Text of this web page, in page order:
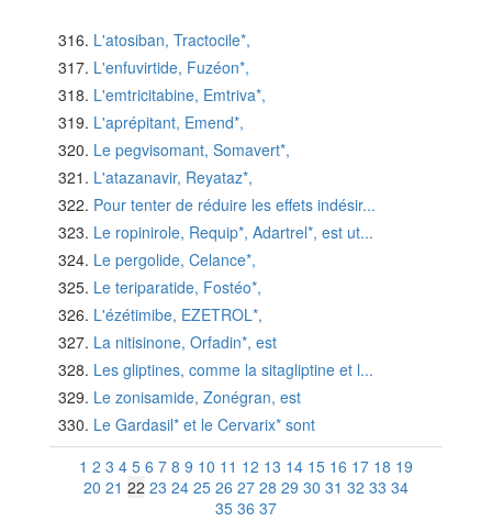
L'atosiban, Tractocile*,
L'enfuvirtide, Fuzéon*,
L'emtricitabine, Emtriva*,
L'aprépitant, Emend*,
Le pegvisomant, Somavert*,
L'atazanavir, Reyataz*,
Pour tenter de réduire les effets indésir...
Le ropinirole, Requip*, Adartrel*, est ut...
Le pergolide, Celance*,
Le teriparatide, Fostéo*,
L'ézétimibe, EZETROL*,
La nitisinone, Orfadin*, est
Les gliptines, comme la sitagliptine et l...
Le zonisamide, Zonégran, est
Le Gardasil* et le Cervarix* sont
1 2 3 4 5 6 7 8 9 10 11 12 13 14 15 16 17 18 19
20 21 22 23 24 25 26 27 28 29 30 31 32 33 34
35 36 37